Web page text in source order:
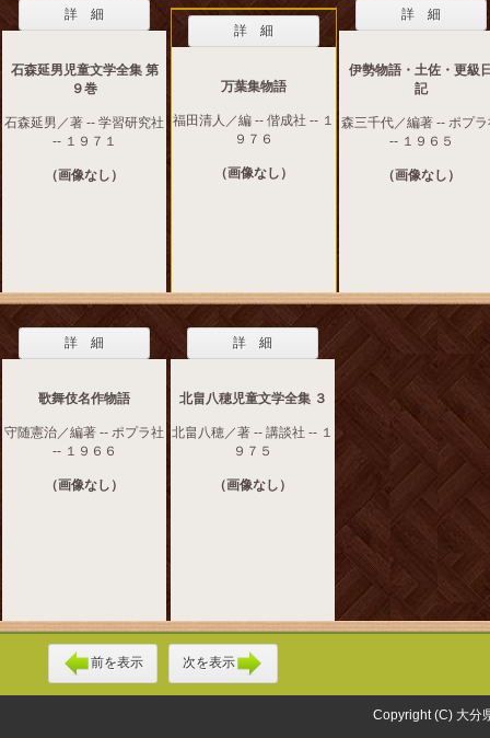
詳 細
石森延男児童文学全集 第
９巻
石森延男／著 -- 学習研究社
-- １９７１
（画像なし）
詳 細
万葉集物語
福田清人／編 -- 偕成社 -- １
９７６
（画像なし）
詳 細
伊勢物語・土佐・更級
記
森三千代／編著 -- ポプ
-- １９６５
（画像なし）
詳 細
歌舞伎名作物語
守随憲治／編著 -- ポプラ社
-- １９６６
（画像なし）
詳 細
北畠八穂児童文学全集 ３
北畠八穂／著 -- 講談社 -- １
９７５
（画像なし）
前を表示 次を表示
Copyright (C) 大分